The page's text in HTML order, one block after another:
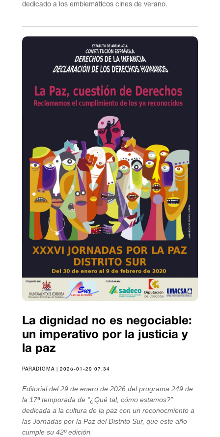
dedicado a los emblemáticos cines de verano.
La dignidad no es negociable:
un imperativo por la justicia y
la paz
PARADIGMA | 2026-01-29 07:34
Editorial del 29 de enero de 2026 del programa 249 de
la 17ª temporada de “¿Qué tal, cómo estamos?”
dedicada a la cultura de la paz con un reconocmiento a
las Jornadas por la Paz del Distrito Sur, que este año
cumple su 42º edición.